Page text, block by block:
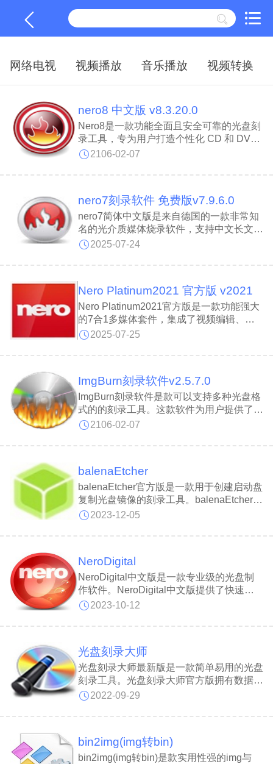
网络电视 视频播放 音乐播放 视频转换
nero8 中文版 v8.3.20.0
Nero8是一款功能全面且安全可靠的光盘刻
录工具，专为用户打造个性化 CD 和 DVD
而设计。Nero 8全面支持 DVD 光盘刻录，
录功能，满足多样化需求。Nero 8内置高速
可靠，大幅提升成功率。
2106-02-07
nero7刻录软件 免费版v7.9.6.0
nero7简体中文版是来自德国的一款非常知
名的光介质媒体烧录软件，支持中文长文件
名刻录，也支持ATAPI(IDE)的光碟刻录
碟片，让您以轻松快速的方式制作您专属的
序。​
2025-07-24
Nero Platinum2021 官方版 v2021
Nero Platinum2021官方版是一款功能强大
的7合1多媒体套件，集成了视频编辑、刻
录、转换、加密、压缩、流式传输、翻录等
内置顶级的视频和音频编辑功能，支持用户
Nero Platinum 2021操作界面友好，功能丰
富且高效，能为多媒体处理与内容创作提供
全面支持。
2025-07-25
ImgBurn刻录软件v2.5.7.0
ImgBurn刻录软件是款可以支持多种光盘格
式的的刻录工具。这款软件为用户提供了多
种实用的功能，包括了读取、构建、写入、
好的满足了不同用户的各种需求。并且支持
支持。
2106-02-07
balenaEtcher
balenaEtcher官方版是一款用于创建启动盘
复制光盘镜像的刻录工具。balenaEtcher官
方版让用户可以通过简单的三步操作，轻松
括bin、bz2、dmg、dsk、etch、gz、iso、
可以将磁盘映像烧录到磁盘、USB闪存驱
动器或网络映像服务。
2023-12-05
NeroDigital
NeroDigital中文版是一款专业级的光盘制
作软件。NeroDigital中文版提供了快速、
高效、稳定的烧录核心，可以轻松制作专属
友好，操作简单，支持多种文件格式，同时
的绝佳搭档。
2023-10-12
光盘刻录大师
光盘刻录大师最新版是一款简单易用的光盘
刻录工具。光盘刻录大师官方版拥有数据刻
录、光盘备份、影碟光盘制作、音乐光盘制
刻录大师采用先进的防烧死技术以及智能盘
他同类产品。
2022-09-29
bin2img(img转bin)
bin2img(img转bin)是款实用性强的img与